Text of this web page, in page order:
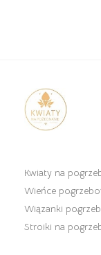
Kwiaty na
Wieńce
Wiązanki
Stroiki na